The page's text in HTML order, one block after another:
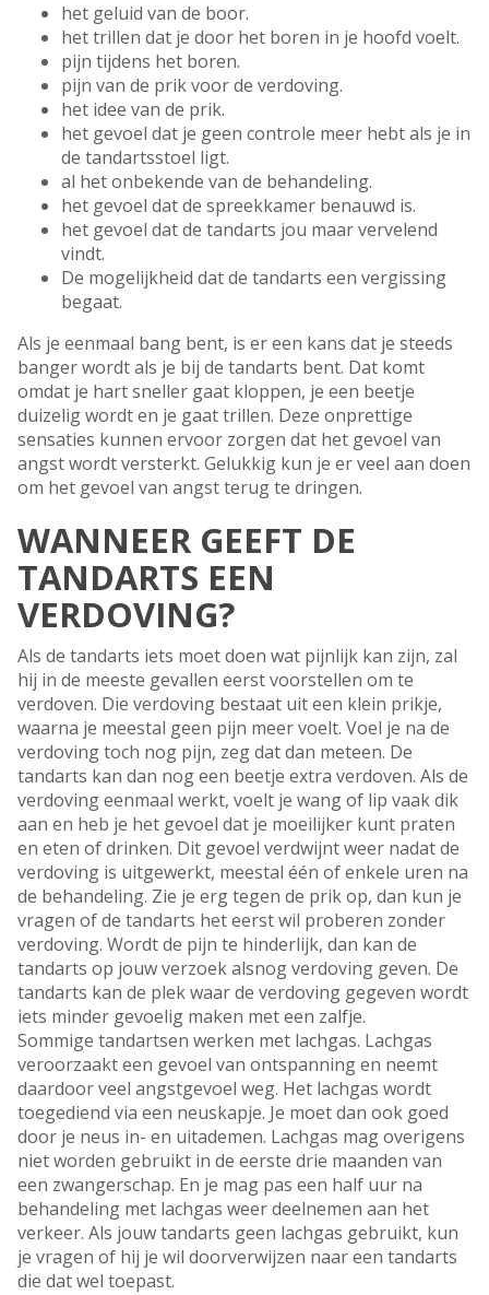
het geluid van de boor.
het trillen dat je door het boren in je hoofd voelt.
pijn tijdens het boren.
pijn van de prik voor de verdoving.
het idee van de prik.
het gevoel dat je geen controle meer hebt als je in
de tandartsstoel ligt.
al het onbekende van de behandeling.
het gevoel dat de spreekkamer benauwd is.
het gevoel dat de tandarts jou maar vervelend
vindt.
De mogelijkheid dat de tandarts een vergissing
begaat.
Als je eenmaal bang bent, is er een kans dat je steeds
banger wordt als je bij de tandarts bent. Dat komt
omdat je hart sneller gaat kloppen, je een beetje
duizelig wordt en je gaat trillen. Deze onprettige
sensaties kunnen ervoor zorgen dat het gevoel van
angst wordt versterkt. Gelukkig kun je er veel aan doen
om het gevoel van angst terug te dringen.
WANNEER GEEFT DE
TANDARTS EEN
VERDOVING?
Als de tandarts iets moet doen wat pijnlijk kan zijn, zal
hij in de meeste gevallen eerst voorstellen om te
verdoven. Die verdoving bestaat uit een klein prikje,
waarna je meestal geen pijn meer voelt. Voel je na de
verdoving toch nog pijn, zeg dat dan meteen. De
tandarts kan dan nog een beetje extra verdoven. Als de
verdoving eenmaal werkt, voelt je wang of lip vaak dik
aan en heb je het gevoel dat je moeilijker kunt praten
en eten of drinken. Dit gevoel verdwijnt weer nadat de
verdoving is uitgewerkt, meestal één of enkele uren na
de behandeling. Zie je erg tegen de prik op, dan kun je
vragen of de tandarts het eerst wil proberen zonder
verdoving. Wordt de pijn te hinderlijk, dan kan de
tandarts op jouw verzoek alsnog verdoving geven. De
tandarts kan de plek waar de verdoving gegeven wordt
iets minder gevoelig maken met een zalfje.
Sommige tandartsen werken met lachgas. Lachgas
veroorzaakt een gevoel van ontspanning en neemt
daardoor veel angstgevoel weg. Het lachgas wordt
toegediend via een neuskapje. Je moet dan ook goed
door je neus in- en uitademen. Lachgas mag overigens
niet worden gebruikt in de eerste drie maanden van
een zwangerschap. En je mag pas een half uur na
behandeling met lachgas weer deelnemen aan het
verkeer. Als jouw tandarts geen lachgas gebruikt, kun
je vragen of hij je wil doorverwijzen naar een tandarts
die dat wel toepast.